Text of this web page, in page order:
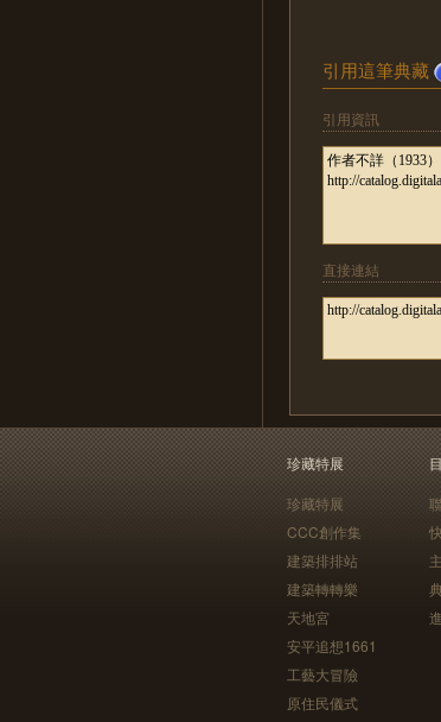
引用這筆典藏
引用資訊
直接連結
珍藏特展
珍藏特展
CCC創作集
建築排排站
建築轉轉樂
天地宮
安平追想1661
工藝大冒險
原住民儀式